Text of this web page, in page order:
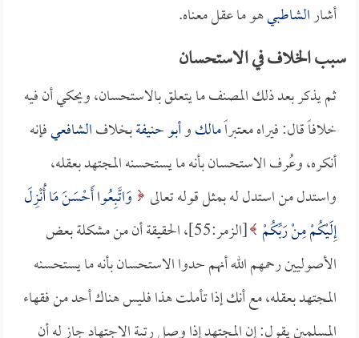
أشارالشاطبيهو ما عقل معناه.
سبب الخلاف في الاستحسان
ثم يذكر بعد ذلك المصنف ما يتعلق بالاستحسان، ويحكي أن فيه
خلافاً قال: فيراه معتبراًمالكوأبو حنيفةبخلافالشافعيفإنه
أنكره، وعُرف الاستحسان بأنه ما يستحسنه المجتهد بعقله،
واستدل من استدل له بمثل قوله تعالى
وَاتَّبِعُوا أَحْسَنَ مَا أُنْزِلَ
إِلَيْكُمْ مِنْ رَبِّكُمْ
[الزمر:55]، الحقيقة أن من مشكلة بعض
الأصوليين رحمهم الله أنهم حدوا الاستحسان بأنه ما يستحسنه
المجتهد بعقله، مع أنك إذا تأملت هذا فليس هناك أحد من فقهاء